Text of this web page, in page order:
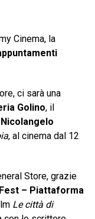
Cinema, la
ci sarà una
Golino, il
Nicolangelo
, al cinema dal 12
Store, grazie
– Piattaforma
Le città di